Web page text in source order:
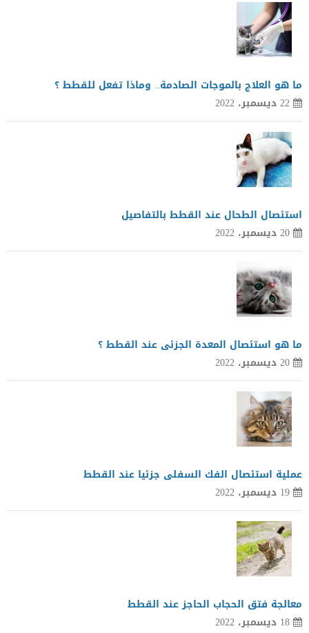
ما هو العلاج بالموجات الصادمة.. وماذا تفعل للقطط ؟
22 ديسمبر، 2022
استئصال الطحال عند القطط بالتفاصيل
20 ديسمبر، 2022
ما هو استئصال المعدة الجزئى عند القطط ؟
20 ديسمبر، 2022
عملية استئصال الفك السفلى جزئيا عند القطط
19 ديسمبر، 2022
معالجة فتق الحجاب الحاجز عند القطط
18 ديسمبر، 2022